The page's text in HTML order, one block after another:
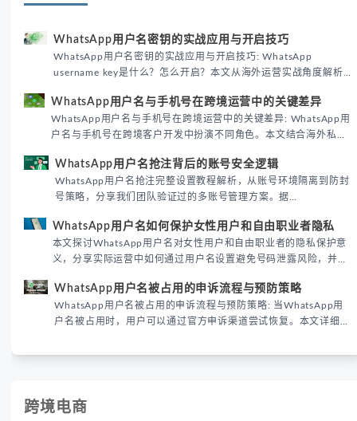
WhatsApp用户名密钥的实战应用与开启技巧
WhatsApp用户名密钥的实战应用与开启技巧: WhatsApp
username key是什么？怎么开启？本文从海外运营实战角度解析
境团队高效触达目标客户。
WhatsApp用户名与手机号在跨境运营中的关键差异
WhatsApp用户名与手机号在跨境运营中的关键差异: WhatsApp用
户名与手机号在跨境客户开发中扮演不同角色。本文结合海外私域
际差异，帮助团队优化WhatsApp营销策略。
WhatsApp用户名抢注背后的账号安全逻辑
WhatsApp用户名抢注完整设置教程解析，从账号环境隔离到防封
号策略，分享我们团队验证过的多账号管理方案。据
性直接影响转化率。
WhatsApp用户名如何保护女性用户和自由职业者隐私
本文探讨WhatsApp用户名对女性用户和自由职业者的隐私保护意
义，分享实际运营中如何通过用户名设置避免号码泄露风险，并提
已成为全球数字沟通的首要考量。
WhatsApp用户名被占用的申诉流程与预防策略
WhatsApp用户名被占用的申诉流程与预防策略: 当WhatsApp用
户名被占用时，用户可以通过官方申诉渠道尝试恢复。本文详细解
账号安全。
跨境电商